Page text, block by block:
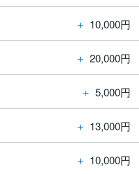
＋ 10,000円
＋ 20,000円
＋ 5,000円
＋ 13,000円
＋ 10,000円